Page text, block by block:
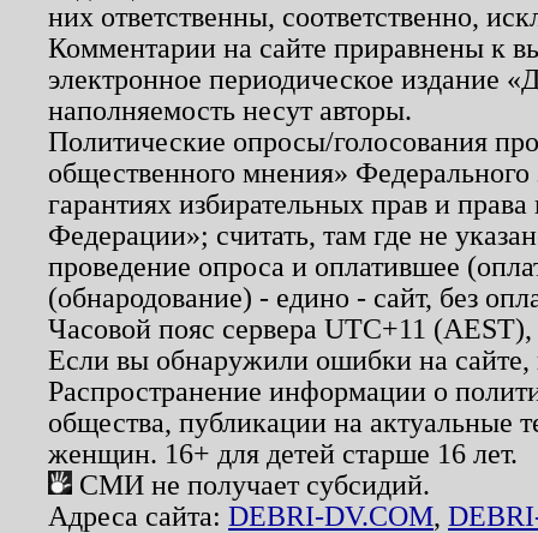
них ответственны, соответственно,
Комментарии на сайте приравнены к
электронное периодическое издание
наполняемость несут авторы.
Политические опросы/голосования
общественного мнения»
гарантиях избирательных прав и
Федерации»; считать, там где не
проведение опроса и оплатившее
(обнародование) - едино - сайт, без
Часовой пояс сервера UTC+11
Если вы обнаружили ошибки на
Распространение информации о
общества, публикации на актуальные
женщин. 16+ для детей старше 16 лет.
СМИ не получает субсидий.
Адреса сайта: DEBRI-DV.COM,